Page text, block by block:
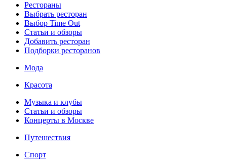
Рестораны
Выбрать ресторан
Выбор Time Out
Статьи и обзоры
Добавить ресторан
Подборки ресторанов
Мода
Красота
Музыка и клубы
Статьи и обзоры
Концерты в Москве
Путешествия
Спорт